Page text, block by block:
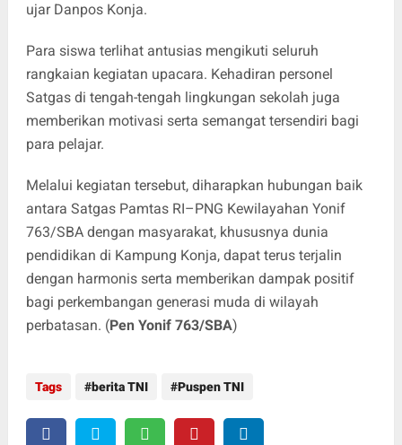
ujar Danpos Konja.
Para siswa terlihat antusias mengikuti seluruh
rangkaian kegiatan upacara. Kehadiran personel
Satgas di tengah-tengah lingkungan sekolah juga
memberikan motivasi serta semangat tersendiri bagi
para pelajar.
Melalui kegiatan tersebut, diharapkan hubungan baik
antara Satgas Pamtas RI–PNG Kewilayahan Yonif
763/SBA dengan masyarakat, khususnya dunia
pendidikan di Kampung Konja, dapat terus terjalin
dengan harmonis serta memberikan dampak positif
bagi perkembangan generasi muda di wilayah
perbatasan. (Pen Yonif 763/SBA)
Tags berita TNI Puspen TNI